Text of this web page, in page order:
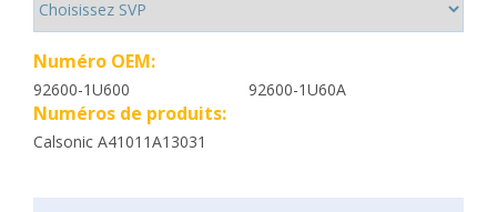
Numéro OEM:
92600-1U600 92600-1U60A
Numéros de produits:
Calsonic A41011A13031